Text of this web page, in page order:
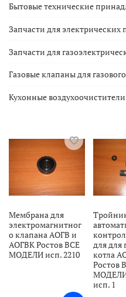
Мембрана для
электромагнитног
о клапана АОГВ и
АОГВК Ростов ВСЕ
МОДЕЛИ исп. 2210
для для
котла
Ростов
МОДЕЛИ
исп. 1
Бытовые технические
Запчасти для электрических
Запчасти для
Газовые клапаны для
Кухонные